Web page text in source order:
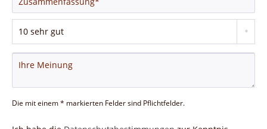
Die mit einem * markierten Felder sind Pflichtfelder.